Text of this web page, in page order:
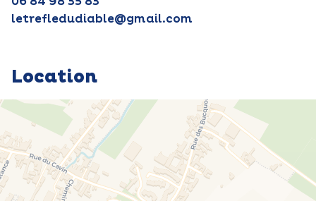
letrefledudiable@gmail.com
Location